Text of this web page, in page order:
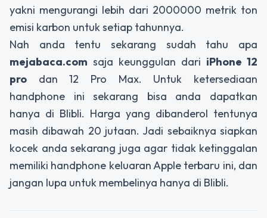
yakni mengurangi lebih dari 2000000 metrik ton
emisi karbon untuk setiap tahunnya.
Nah anda tentu sekarang sudah tahu apa
mejabaca.com saja keunggulan dari iPhone 12
pro dan 12 Pro Max. Untuk ketersediaan
handphone ini sekarang bisa anda dapatkan
hanya di Blibli. Harga yang dibanderol tentunya
masih dibawah 20 jutaan. Jadi sebaiknya siapkan
kocek anda sekarang juga agar tidak ketinggalan
memiliki handphone keluaran Apple terbaru ini, dan
jangan lupa untuk membelinya hanya di Blibli.